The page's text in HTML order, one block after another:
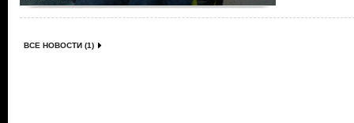
ВСЕ НОВОСТИ (1)